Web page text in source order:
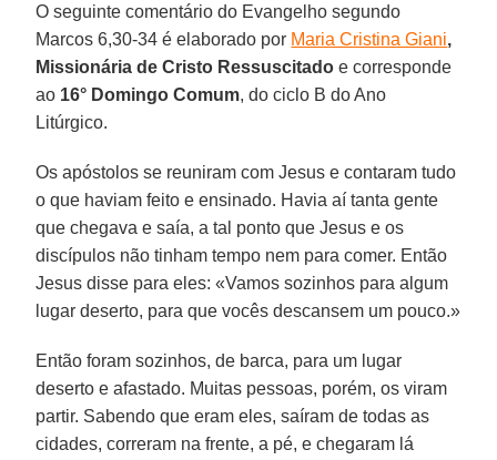
O seguinte comentário do Evangelho segundo
Marcos 6,30-34 é elaborado por Maria Cristina Giani,
Missionária de Cristo Ressuscitado e corresponde
ao 16° Domingo Comum, do ciclo B do Ano
Litúrgico.
Os apóstolos se reuniram com Jesus e contaram tudo
o que haviam feito e ensinado. Havia aí tanta gente
que chegava e saía, a tal ponto que Jesus e os
discípulos não tinham tempo nem para comer. Então
Jesus disse para eles: «Vamos sozinhos para algum
lugar deserto, para que vocês descansem um pouco.»
Então foram sozinhos, de barca, para um lugar
deserto e afastado. Muitas pessoas, porém, os viram
partir. Sabendo que eram eles, saíram de todas as
cidades, correram na frente, a pé, e chegaram lá